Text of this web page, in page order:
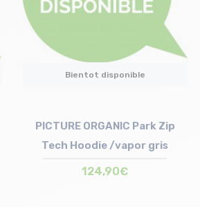
Bientot disponible
PICTURE ORGANIC Park Zip
Tech Hoodie /vapor gris
124,90€